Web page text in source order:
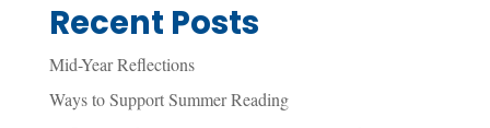
Recent Posts
Mid-Year Reflections
Ways to Support Summer Reading